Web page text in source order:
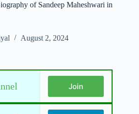
of Sandeep Maheshwari in
August 2, 2024
Join